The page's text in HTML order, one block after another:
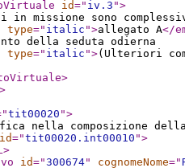
id=" iv.3 ">
in missione sono
type=" italic ">allegato A</
della seduta odierna
type=" italic ">(Ulteriori
>
>
tit00020 ">
nella composizione
id="tit00020.int00010 ">
>
id="300674" cognomeNome="